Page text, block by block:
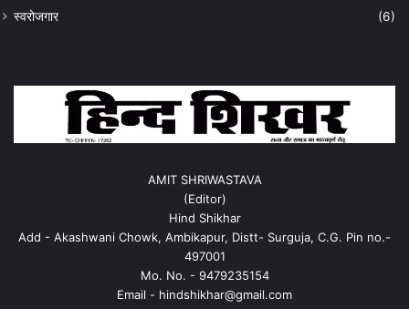
स्वरोजगार (6)
AMIT SHRIWASTAVA
(Editor)
Hind Shikhar
Add - Akashwani Chowk, Ambikapur, Distt- Surguja, C.G. Pin no.-
497001
Mo. No. - 9479235154
Email - hindshikhar@gmail.com